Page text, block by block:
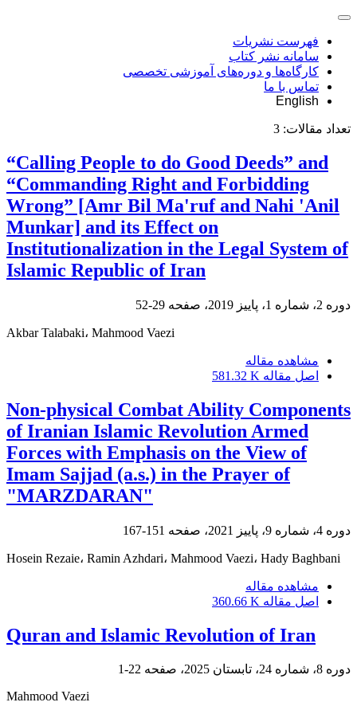
فهرست نشریات
سامانه نشر کتاب
کارگاه‌ها و دوره‌های آموزشی تخصصی
تماس با ما
English
تعداد مقالات: 3
“Calling People to do Good Deeds” and
“Commanding Right and Forbidding
Wrong” [Amr Bil Ma'ruf and Nahi 'Anil
Munkar] and its Effect on
Institutionalization in the Legal System of
Islamic Republic of Iran
دوره 2، شماره 1، پاییز 2019، صفحه 29-52
Akbar Talabaki، Mahmood Vaezi
مشاهده مقاله
اصل مقاله 581.32 K
Non-physical Combat Ability Components
of Iranian Islamic Revolution Armed
Forces with Emphasis on the View of
Imam Sajjad (a.s.) in the Prayer of
"MARZDARAN"
دوره 4، شماره 9، پاییز 2021، صفحه 151-167
Hosein Rezaie، Ramin Azhdari، Mahmood Vaezi، Hady Baghbani
مشاهده مقاله
اصل مقاله 360.66 K
Quran and Islamic Revolution of Iran
دوره 8، شماره 24، تابستان 2025، صفحه
22-1
Mahmood Vaezi